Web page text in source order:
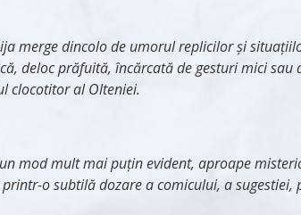
merge dincolo de umorul replicilor şi
deloc prăfuită, încărcată de gesturi mici
clocotitor al Olteniei.
mod mult mai puțin evident, aproape
o subtilă dozare a comicului, a sugestiei,